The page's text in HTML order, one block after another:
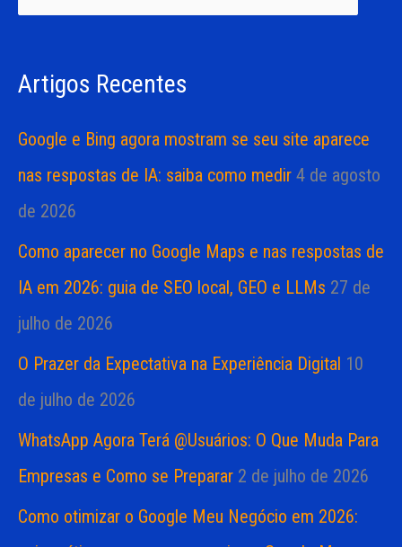
i
a
r
o
sArtigos Recentes
Google e Bing agora mostram se seu site aparece
nas respostas de IA: saiba como medir 4 de agosto
de 2026
Como aparecer no Google Maps e nas respostas de
IA em 2026: guia de SEO local, GEO e LLMs 27 de
julho de 2026
O Prazer da Expectativa na Experiência Digital 10
de julho de 2026
WhatsApp Agora Terá @Usuários: O Que Muda Para
Empresas e Como se Preparar 2 de julho de 2026
Como otimizar o Google Meu Negócio em 2026: